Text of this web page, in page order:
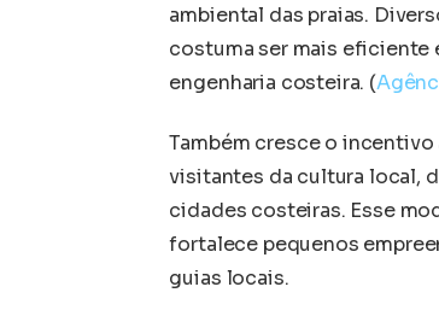
ambiental das praias.
costuma ser mais eficiente
engenharia costeira. (
Também cresce o
visitantes da cultura local,
cidades costeiras. Esse
fortalece pequenos
guias locais.